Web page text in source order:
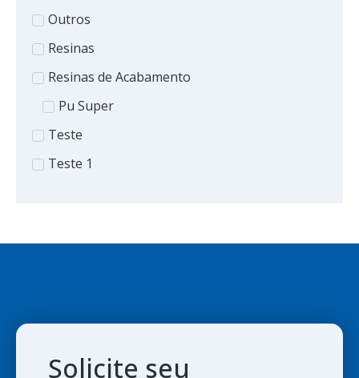
Outros
Resinas
Resinas de Acabamento
Pu Super
Teste
Teste 1
Solicite seu